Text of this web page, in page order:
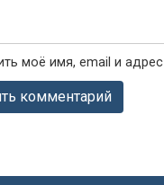
моё имя, email и